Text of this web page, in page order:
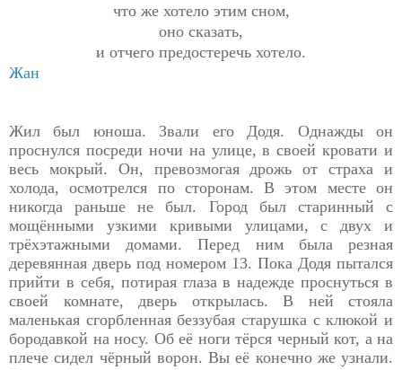
что же хотело этим сном,
оно сказать,
и отчего предостеречь хотело.
Жан
Жил был юноша. Звали его Додя. Однажды он
проснулся посреди ночи на улице, в своей кровати и
весь мокрый. Он, превозмогая дрожь от страха и
холода, осмотрелся по сторонам. В этом месте он
никогда раньше не был. Город был старинный с
мощёнными узкими кривыми улицами, с двух и
трёхэтажными домами. Перед ним была резная
деревянная дверь под номером 13. Пока Додя пытался
прийти в себя, потирая глаза в надежде проснуться в
своей комнате, дверь открылась. В ней стояла
маленькая сгорбленная беззубая старушка с клюкой и
бородавкой на носу. Об её ноги тёрся черный кот, а на
плече сидел чёрный ворон. Вы её конечно же узнали.